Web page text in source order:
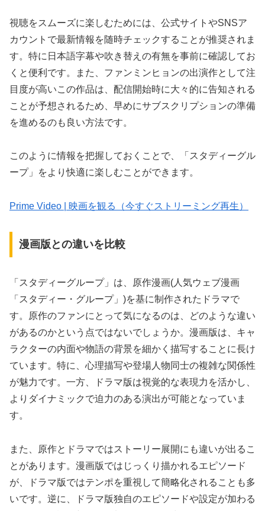
視聴をスムーズに楽しむためには、公式サイトやSNSア
カウントで最新情報を随時チェックすることが推奨されま
す。特に日本語字幕や吹き替えの有無を事前に確認してお
くと便利です。また、ファンミンヒョンの出演作として注
目度が高いこの作品は、配信開始時に大々的に告知される
ことが予想されるため、早めにサブスクリプションの準備
を進めるのも良い方法です。
このように情報を把握しておくことで、「スタディーグル
ープ」をより快適に楽しむことができます。
Prime Video | 映画を観る（今すぐストリーミング再生）
漫画版との違いを比較
「スタディーグループ」は、原作漫画(人気ウェブ漫画
「スタディー・グループ」)を基に制作されたドラマで
す。原作のファンにとって気になるのは、どのような違い
があるのかという点ではないでしょうか。漫画版は、キャ
ラクターの内面や物語の背景を細かく描写することに長け
ています。特に、心理描写や登場人物同士の複雑な関係性
が魅力です。一方、ドラマ版は視覚的な表現力を活かし、
よりダイナミックで迫力のある演出が可能となっていま
す。
また、原作とドラマではストーリー展開にも違いが出るこ
とがあります。漫画版ではじっくり描かれるエピソード
が、ドラマ版ではテンポを重視して簡略化されることも多
いです。逆に、ドラマ版独自のエピソードや設定が加わる